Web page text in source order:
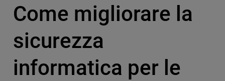
Come migliorare la
sicurezza
informatica per le